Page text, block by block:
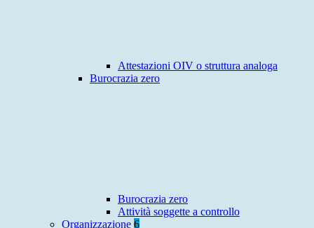
Attestazioni OIV o struttura analoga
Burocrazia zero
Burocrazia zero
Attività soggette a controllo
Organizzazione 6